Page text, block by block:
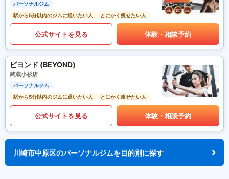
パーソナルジム
駅から5分以内のジムに通いたい人
とにかく痩せたい人
公式サイトを見る 体験・相談予約
ビヨンド (BEYOND)
武蔵小杉店
パーソナルジム
駅から5分以内のジムに通いたい人
とにかく痩せたい人
公式サイトを見る 体験・相談予約
川崎市中原区のパーソナルジムを目的別に探す